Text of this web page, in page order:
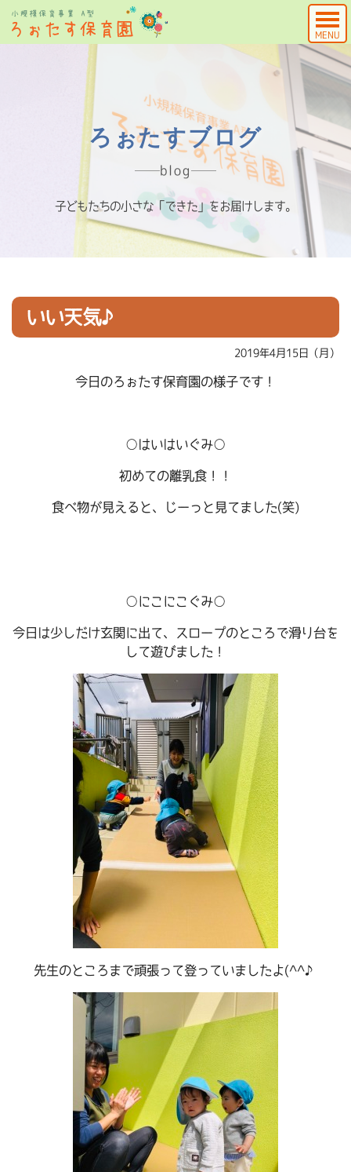
MENU
ろぉたすブログ
blog
子どもたちの小さな「できた」をお届けします。
いい天気♪
2019年4月15日（月）
今日のろぉたす保育園の様子です！
○はいはいぐみ○
初めての離乳食！！
食べ物が見えると、じーっと見てました(笑)
○にこにこぐみ○
今日は少しだけ玄関に出て、スロープのところで滑り台を
して遊びました！
先生のところまで頑張って登っていましたよ(^^♪